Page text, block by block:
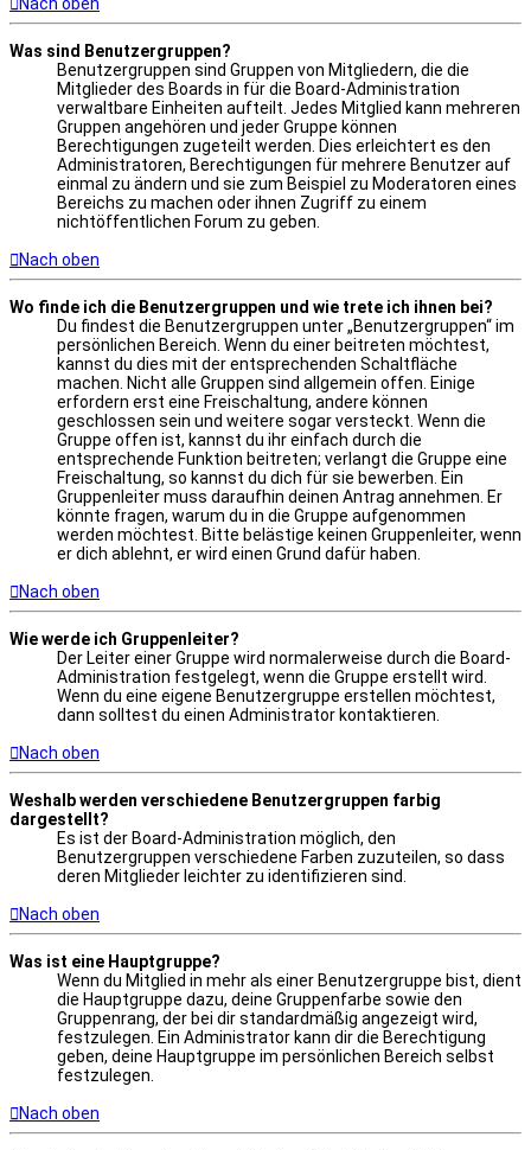
Was sind Benutzergruppen?
Benutzergruppen sind Gruppen von Mitgliedern, die die
Mitglieder des Boards in für die Board-Administration
verwaltbare Einheiten aufteilt. Jedes Mitglied kann mehreren
Gruppen angehören und jeder Gruppe können
Berechtigungen zugeteilt werden. Dies erleichtert es den
Administratoren, Berechtigungen für mehrere Benutzer auf
einmal zu ändern und sie zum Beispiel zu Moderatoren eines
Bereichs zu machen oder ihnen Zugriff zu einem
nichtöffentlichen Forum zu geben.
Nach oben
Wo finde ich die Benutzergruppen und wie trete ich ihnen bei?
Du findest die Benutzergruppen unter „Benutzergruppen“ im
persönlichen Bereich. Wenn du einer beitreten möchtest,
kannst du dies mit der entsprechenden Schaltfläche
machen. Nicht alle Gruppen sind allgemein offen. Einige
erfordern erst eine Freischaltung, andere können
geschlossen sein und weitere sogar versteckt. Wenn die
Gruppe offen ist, kannst du ihr einfach durch die
entsprechende Funktion beitreten; verlangt die Gruppe eine
Freischaltung, so kannst du dich für sie bewerben. Ein
Gruppenleiter muss daraufhin deinen Antrag annehmen. Er
könnte fragen, warum du in die Gruppe aufgenommen
werden möchtest. Bitte belästige keinen Gruppenleiter, wenn
er dich ablehnt, er wird einen Grund dafür haben.
Nach oben
Wie werde ich Gruppenleiter?
Der Leiter einer Gruppe wird normalerweise durch die Board-
Administration festgelegt, wenn die Gruppe erstellt wird.
Wenn du eine eigene Benutzergruppe erstellen möchtest,
dann solltest du einen Administrator kontaktieren.
Nach oben
Weshalb werden verschiedene Benutzergruppen farbig
dargestellt?
Es ist der Board-Administration möglich, den
Benutzergruppen verschiedene Farben zuzuteilen, so dass
deren Mitglieder leichter zu identifizieren sind.
Nach oben
Was ist eine Hauptgruppe?
Wenn du Mitglied in mehr als einer Benutzergruppe bist, dient
die Hauptgruppe dazu, deine Gruppenfarbe sowie den
Gruppenrang, der bei dir standardmäßig angezeigt wird,
festzulegen. Ein Administrator kann dir die Berechtigung
geben, deine Hauptgruppe im persönlichen Bereich selbst
festzulegen.
Nach oben